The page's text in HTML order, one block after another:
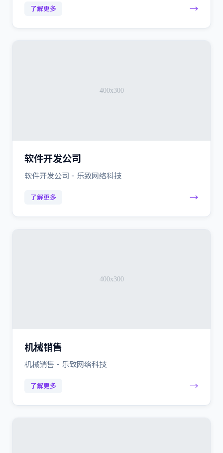
了解更多 →
软件开发公司
软件开发公司 - 乐致网络科技
了解更多 →
机械销售
机械销售 - 乐致网络科技
了解更多 →